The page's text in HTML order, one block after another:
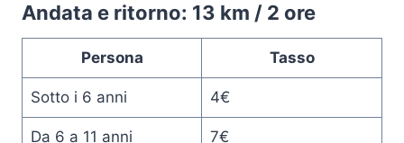
Andata e ritorno: 13 km / 2 ore
Persona Tasso
Sotto i 6 anni 4€
Da 6 a 11 anni 7€